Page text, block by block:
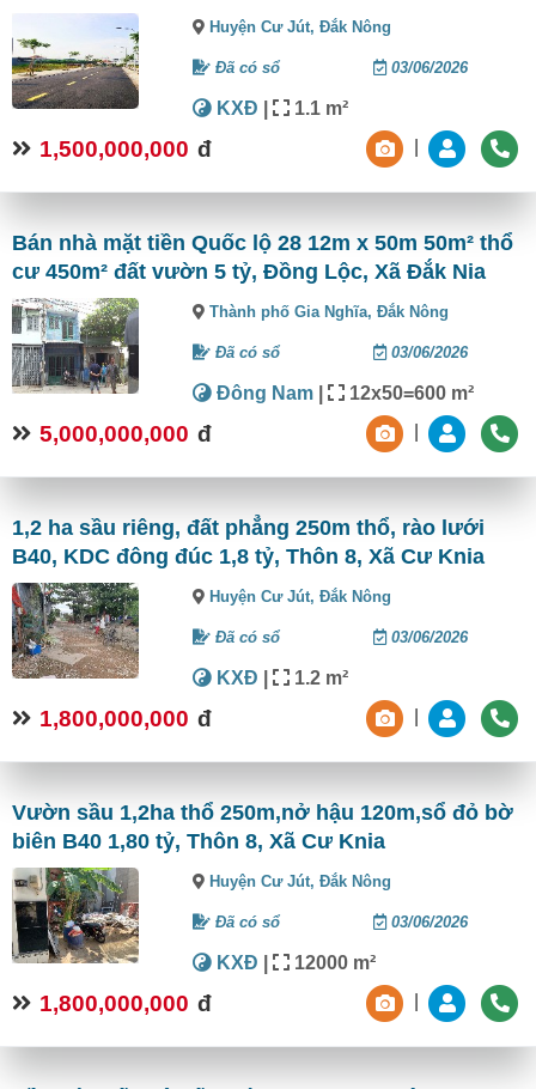
Huyện Cư Jút,Đắk Nông
Đã có sổ 03/06/2026
KXĐ | 1.1 m²
1,500,000,000 đ
Bán nhà mặt tiền Quốc lộ 28 12m x 50m 50m² thổ
cư 450m² đất vườn 5 tỷ, Đồng Lộc, Xã Đắk Nia
Thành phố Gia Nghĩa,Đắk Nông
Đã có sổ 03/06/2026
Đông Nam | 12x50=600 m²
5,000,000,000 đ
1,2 ha sầu riêng, đất phẳng 250m thổ, rào lưới
B40, KDC đông đúc 1,8 tỷ, Thôn 8, Xã Cư Knia
Huyện Cư Jút,Đắk Nông
Đã có sổ 03/06/2026
KXĐ | 1.2 m²
1,800,000,000 đ
Vườn sầu 1,2ha thổ 250m,nở hậu 120m,sổ đỏ bờ
biên B40 1,80 tỷ, Thôn 8, Xã Cư Knia
Huyện Cư Jút,Đắk Nông
Đã có sổ 03/06/2026
KXĐ | 12000 m²
1,800,000,000 đ